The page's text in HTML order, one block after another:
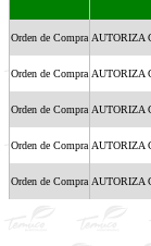
Orden de Compra AUTORIZA
Orden de Compra AUTORIZA
Orden de Compra AUTORIZA
Orden de Compra AUTORIZA
Orden de Compra AUTORIZA